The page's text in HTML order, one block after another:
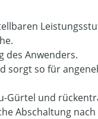
des Anwenders.
sorgt so für
Gürtel und
Abschaltung